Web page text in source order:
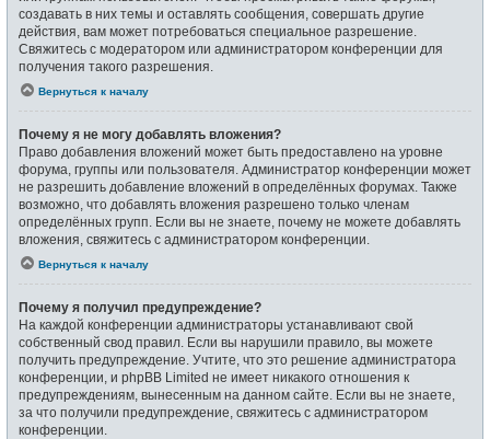
создавать в них темы и оставлять сообщения, совершать другие
действия, вам может потребоваться специальное разрешение.
Свяжитесь с модератором или администратором конференции для
получения такого разрешения.
Вернуться к началу
Почему я не могу добавлять вложения?
Право добавления вложений может быть предоставлено на уровне
форума, группы или пользователя. Администратор конференции может
не разрешить добавление вложений в определённых форумах. Также
возможно, что добавлять вложения разрешено только членам
определённых групп. Если вы не знаете, почему не можете добавлять
вложения, свяжитесь с администратором конференции.
Вернуться к началу
Почему я получил предупреждение?
На каждой конференции администраторы устанавливают свой
собственный свод правил. Если вы нарушили правило, вы можете
получить предупреждение. Учтите, что это решение администратора
конференции, и phpBB Limited не имеет никакого отношения к
предупреждениям, вынесенным на данном сайте. Если вы не знаете,
за что получили предупреждение, свяжитесь с администратором
конференции.